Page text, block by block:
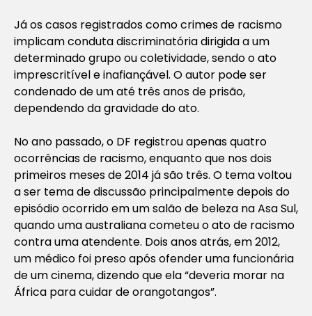
Já os casos registrados como crimes de racismo
implicam conduta discriminatória dirigida a um
determinado grupo ou coletividade, sendo o ato
imprescritível e inafiançável. O autor pode ser
condenado de um até três anos de prisão,
dependendo da gravidade do ato.
No ano passado, o DF registrou apenas quatro
ocorrências de racismo, enquanto que nos dois
primeiros meses de 2014 já são três. O tema voltou
a ser tema de discussão principalmente depois do
episódio ocorrido em um salão de beleza na Asa Sul,
quando uma australiana cometeu o ato de racismo
contra uma atendente. Dois anos atrás, em 2012,
um médico foi preso após ofender uma funcionária
de um cinema, dizendo que ela “deveria morar na
África para cuidar de orangotangos”.